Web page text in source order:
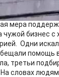
мера
чужой бизнес
Одни
помощь
третьи
словах